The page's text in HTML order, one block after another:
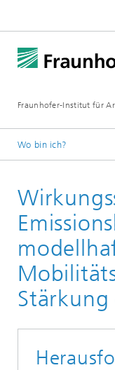
Fraunhofer-Institut für
Wo bin ich?
Forschung
Stärkung